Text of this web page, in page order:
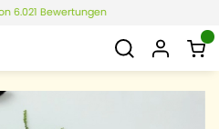
Bewertungen